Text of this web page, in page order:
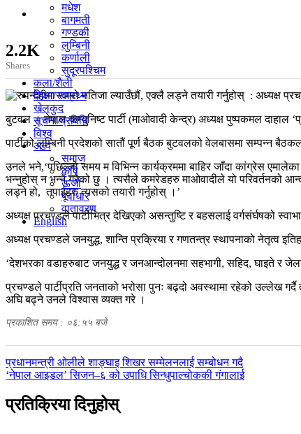
मधेश
बागमती
गण्डकी
लुम्बिनी
कर्णाली
सुदूरपश्चिम
कला/शैली
शिक्षा/स्वास्थ्य
खेलकुद
सूचना/प्रविधि
विश्व
अन्य
समाज
कृषि
ऊर्जा
पूर्वाधार
वातावरण
English
2.2K
Shares
बुटवल । नेपाल कम्युनिष्ट पार्टी (माओवादी केन्द्र) अध्यक्ष पुष्पकमल दाहाल
पार्टीको लुम्बिनी प्रदेशको सातौं पूर्ण बैठक बुटवलको वेलबासमा सम्पन्न
उनले भने,‘पछिल्लो समय म विभिन्न कार्यक्रममा बाहिर जाँदा कांग्रेस
भन्नुहोस् न भन्ने गरेको छु । त्यसैले कमरेडहरु माओवादीले यो परिवर्तनको
लड्ने हो, तपाईहरु त्यसको तयारी गर्नुहोस् ।’
अध्यक्ष प्रचण्डले पार्टीभित्र देखिएको असन्तुष्टि र बहसलाई वर्गसंर्घषको
अध्यक्ष प्रचण्डले जनयुद्ध, शान्ति प्रक्रिया र गणतन्त्र स्थापनाको नेतृत्व
‘देशभरका वडाहरुबाट जनयुद्ध र जनआन्दोलनमा सहभागी, सहिद, घाइते र
प्रचण्डले पार्टीप्रति जनताको भरोसा पुनः बढ्दो अवस्थामा रहेको उल्लेख
अघि बढ्ने उनले विश्वास व्यक्त गरे ।
प्रकाशित समय : ०६:५५ बजे
पछिल्लाे
-
प्रधानमन्त्री ओलीले शाङ्घाइ शिखर सम्मेलनलाई सम्बोधन गदै
अघिल्लाे
‘नेपाल आइडल’ सिजन–६ को उपाधि सिन्धुपाल्चोककी गंगालाई
प्रतिक्रिया दिनुहोस्